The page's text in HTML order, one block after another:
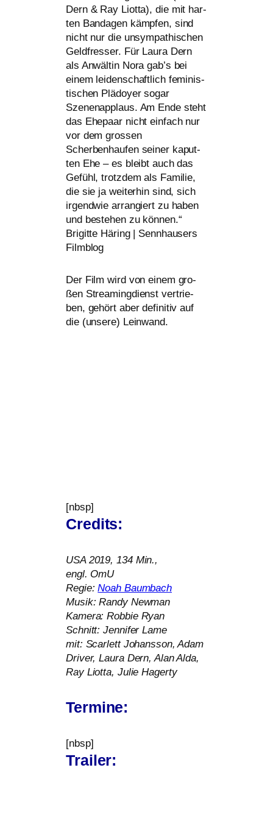
Dern &Ray Liotta), die mit har­
ten Bandagen kämp­fen, sind
nicht nur die unsym­pa­thi­schen
Geldfresser. Für Laura Dern
als Anwältin Nora gab’s bei
einem lei­den­schaft­lich femi­nis­
ti­schen Plädoyer sogar
Szenenapplaus. Am Ende steht
das Ehepaar nicht ein­fach nur
vor dem gros­sen
Scherbenhaufen sei­ner kaput­
ten Ehe – es bleibt auch das
Gefühl, trotz­dem als Familie,
die sie ja wei­ter­hin sind, sich
irgend­wie arran­giert zu haben
und bestehen zu kön­nen.“
Brigitte Häring | Sennhausers
Filmblog
Der Film wird von einem gro­
ßen Streamingdienst ver­trie­
ben, gehört aber defi­ni­tiv auf
die (unse­re) Leinwand.
[nbsp]
Credits:
USA2019, 134 Min.,
engl. OmU
Regie:Noah Baumbach
Musik: Randy Newman
Kamera: Robbie Ryan
Schnitt: Jennifer Lame
mit: Scarlett Johansson, Adam
Driver, Laura Dern, Alan Alda,
Ray Liotta, Julie Hagerty
Termine:
[nbsp]
Trailer: